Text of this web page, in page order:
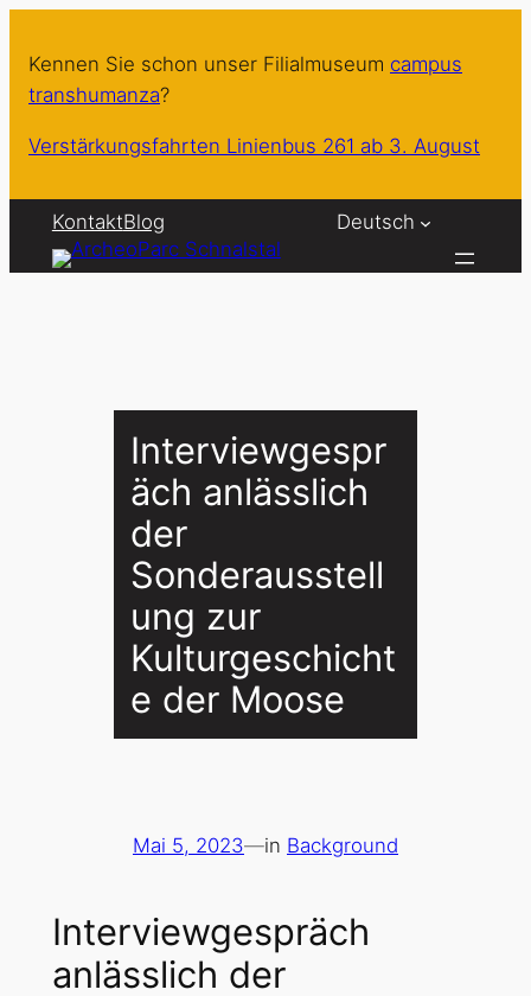
Inhalt
springen
Kennen Sie schon unser Filialmuseum campus
transhumanza?
Verstärkungsfahrten Linienbus 261 ab 3. August
KontaktBlog Deutsch
Interviewgespr
äch anlässlich
der
Sonderausstell
ung zur
Kulturgeschicht
e der Moose
Mai 5, 2023—in Background
Interviewgespräch
anlässlich der